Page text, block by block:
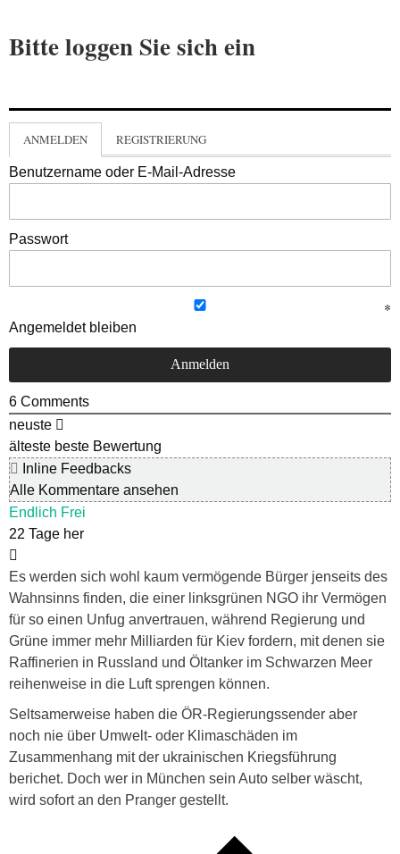
Bitte loggen Sie sich ein
ANMELDEN REGISTRIERUNG
Benutzername oder E-Mail-Adresse
Passwort
Angemeldet bleiben
6 Comments
neuste
älteste beste Bewertung
Inline Feedbacks
Alle Kommentare ansehen
Endlich Frei
22 Tage her
Es werden sich wohl kaum vermögende Bürger jenseits des
Wahnsinns finden, die einer linksgrünen NGO ihr Vermögen
für so einen Unfug anvertrauen, während Regierung und
Grüne immer mehr Milliarden für Kiev fordern, mit denen sie
Raffinerien in Russland und Öltanker im Schwarzen Meer
reihenweise in die Luft sprengen können.
Seltsamerweise haben die ÖR-Regierungssender aber
noch nie über Umwelt- oder Klimaschäden im
Zusammenhang mit der ukrainischen Kriegsführung
berichet. Doch wer in München sein Auto selber wäscht,
wird sofort an den Pranger gestellt.